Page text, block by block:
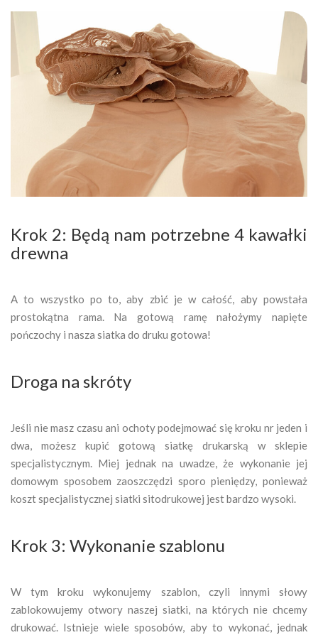
Krok 2: Będą nam potrzebne 4 kawałki
drewna
A to wszystko po to, aby zbić je w całość, aby powstała
prostokątna rama. Na gotową ramę nałożymy napięte
pończochy i nasza siatka do druku gotowa!
Droga na skróty
Jeśli nie masz czasu ani ochoty podejmować się kroku nr jeden i
dwa, możesz kupić gotową siatkę drukarską w sklepie
specjalistycznym. Miej jednak na uwadze, że wykonanie jej
domowym sposobem zaoszczędzi sporo pieniędzy, ponieważ
koszt specjalistycznej siatki sitodrukowej jest bardzo wysoki.
Krok 3: Wykonanie szablonu
W tym kroku wykonujemy szablon, czyli innymi słowy
zablokowujemy otwory naszej siatki, na których nie chcemy
drukować. Istnieje wiele sposobów, aby to wykonać, jednak